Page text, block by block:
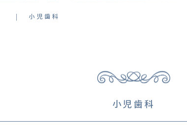
小児歯科
小児歯科